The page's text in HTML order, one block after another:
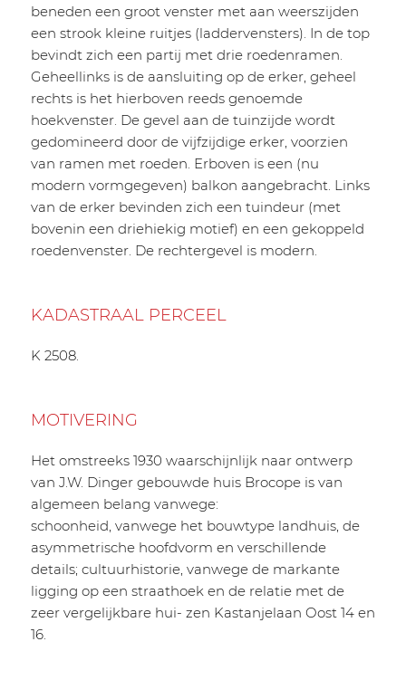
beneden een groot venster met aan weerszijden
een strook kleine ruitjes (laddervensters). In de top
bevindt zich een partij met drie roedenramen.
Geheellinks is de aansluiting op de erker, geheel
rechts is het hierboven reeds genoemde
hoekvenster. De gevel aan de tuinzijde wordt
gedomineerd door de vijfzijdige erker, voorzien
van ramen met roeden. Erboven is een (nu
modern vormgegeven) balkon aangebracht. Links
van de erker bevinden zich een tuindeur (met
bovenin een driehiekig motief) en een gekoppeld
roedenvenster. De rechtergevel is modern.
KADASTRAAL PERCEEL
K 2508.
MOTIVERING
Het omstreeks 1930 waarschijnlijk naar ontwerp
van J.W. Dinger gebouwde huis Brocope is van
algemeen belang vanwege:
schoonheid, vanwege het bouwtype landhuis, de
asymmetrische hoofdvorm en verschillende
details; cultuurhistorie, vanwege de markante
ligging op een straathoek en de relatie met de
zeer vergelijkbare hui- zen Kastanjelaan Oost 14 en
16.